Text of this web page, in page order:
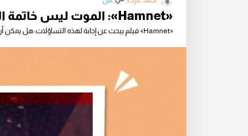
«Hamnet»: الموت ليس خاتمة المسرحية
«Hamnet» فيلم يبحث عن إجابة لهذه التساؤلات: هل يمكن أن ت...